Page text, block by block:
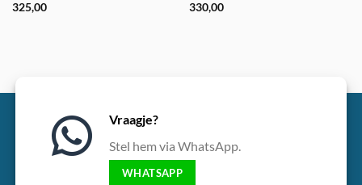
325,00
330,00
Vraagje?
Stel hem via WhatsApp.
WHATSAPP